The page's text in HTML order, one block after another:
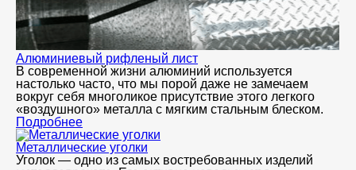
Алюминиевый рифленый лист
В современной жизни алюминий используется
настолько часто, что мы порой даже не замечаем
вокруг себя многоликое присутствие этого легкого
«воздушного» металла с мягким стальным блеском.
Подробнее
Металлические уголки
Уголок — одно из самых востребованных изделий